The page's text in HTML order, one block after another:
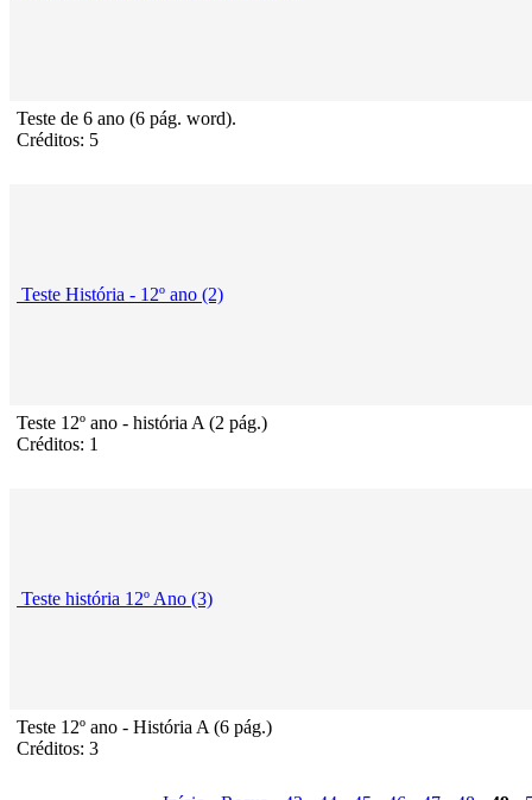
Teste de 6 ano (6 pág. word).
Créditos: 5
Teste História - 12º ano (2)
Teste 12º ano - história A (2 pág.)
Créditos: 1
Teste história 12º Ano (3)
Teste 12º ano - História A (6 pág.)
Créditos: 3